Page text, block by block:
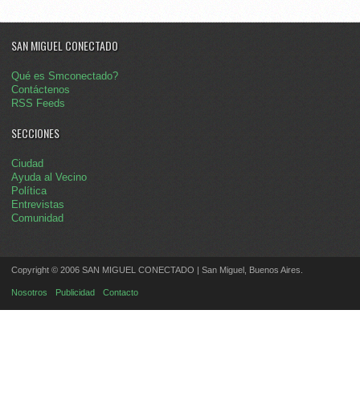
SAN MIGUEL CONECTADO
Qué es Smconectado?
Contáctenos
RSS Feeds
SECCIONES
Ciudad
Ayuda al Vecino
Política
Entrevistas
Comunidad
Copyright © 2006 SAN MIGUEL CONECTADO | San Miguel, Buenos Aires.
Nosotros Publicidad Contacto